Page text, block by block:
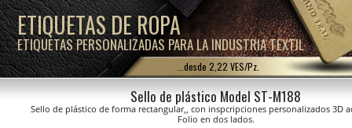
ETIQUETAS DE ROPA
ETIQUETAS PERSONALIZADAS PARA LA INDUSTRIA TEXTIL
...desde 2,22 VES/Pz.
Sello de plástico Model ST-M188
Sello de plástico de forma rectangular,, con inspcripciones personalizados 3D
Folio en dos lados.